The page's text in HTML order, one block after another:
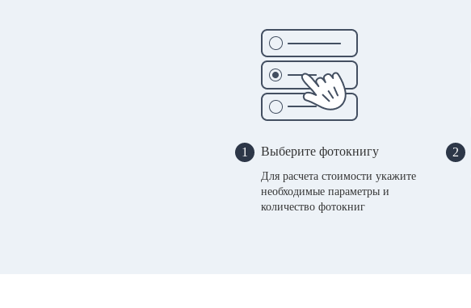
1 Выберите фотокнигу
Для расчета стоимости укажите
необходимые параметры и
количество фотокниг
2